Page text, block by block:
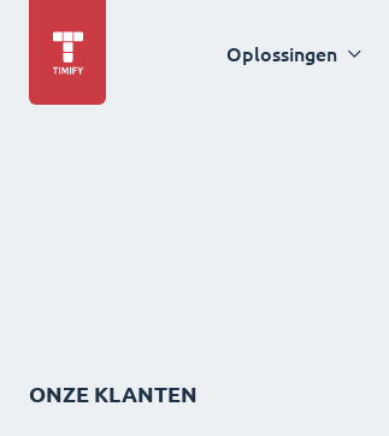
Oplossingen
ONZE KLANTEN